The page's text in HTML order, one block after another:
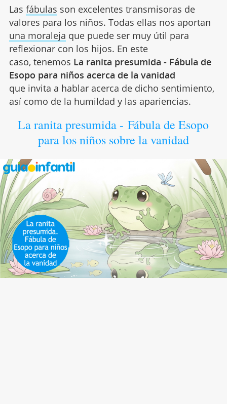
Las fábulas son excelentes transmisoras de
valores para los niños. Todas ellas nos aportan
una moraleja que puede ser muy útil para
reflexionar con los hijos. En este
caso, tenemos La ranita presumida - Fábula de
Esopo para niños acerca de la vanidad
que invita a hablar acerca de dicho sentimiento,
así como de la humildad y las apariencias.
La ranita presumida - Fábula de Esopo
para los niños sobre la vanidad